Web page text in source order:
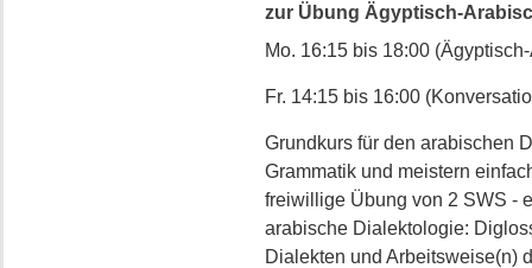
zur Übung Ägyptisch-
Mo. 16:15 bis 18:00
Fr. 14:15 bis 16:00
Grundkurs für den arabischen
Grammatik und meistern
freiwillige Übung von 2 SWS -
arabische Dialektologie:
Dialekten und Arbeitsweise(n)